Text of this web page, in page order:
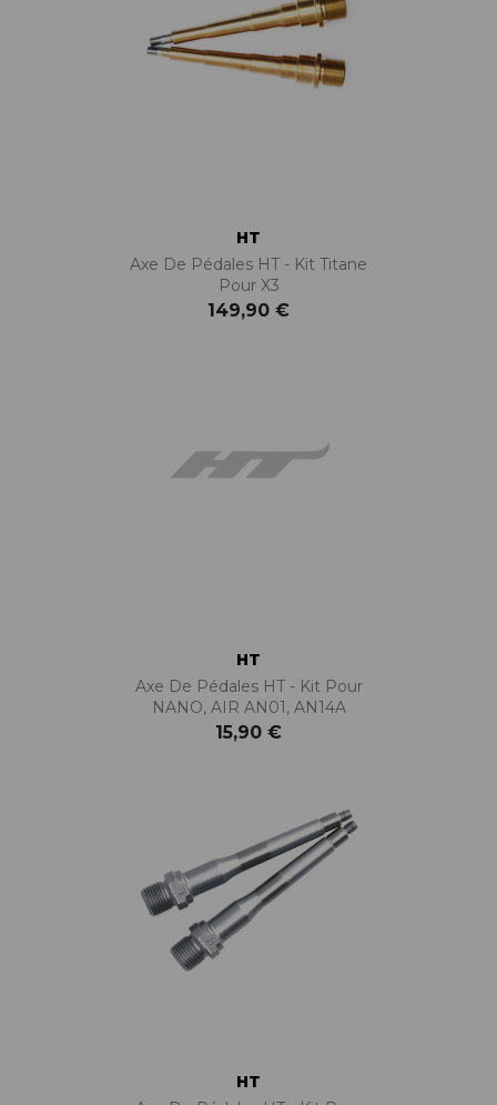
HT
Axe De Pédales HT - Kit Titane
Pour X3
149,90 €
HT
Axe De Pédales HT - Kit Pour
NANO, AIR AN01, AN14A
15,90 €
HT